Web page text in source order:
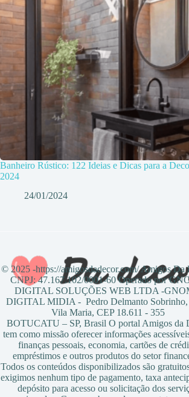
Banheiro Rústico: 122 Ideias e Dicas para a
2024
24/01/2024
© 2025 -https://amigosdadecor.com/ Amigos Da
CNPJ: 47.167.102/0001-60 Operado por
DIGITAL SOLUÇÕES WEB LTDA -
DIGITAL MIDIA - Pedro Delmanto Sobrinho,
Vila Maria, CEP 18.611 - 355
BOTUCATU – SP, Brasil O portal Amigos da
tem como missão oferecer informações
finanças pessoais, economia, cartões de
empréstimos e outros produtos do setor
Todos os conteúdos disponibilizados são
exigimos nenhum tipo de pagamento, taxa
depósito para acesso ou solicitação dos